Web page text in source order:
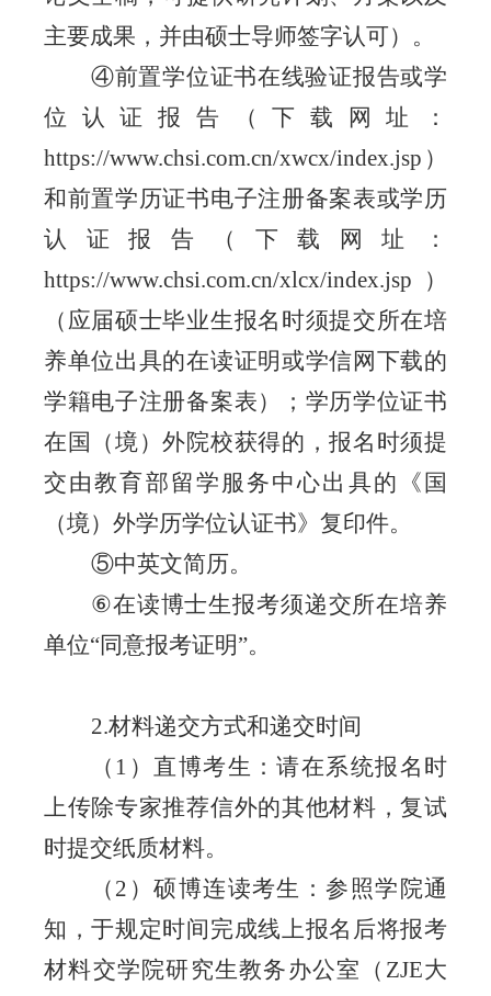
主要成果，并由硕士导师签字认可）。
④前置学位证书在线验证报告或学
位认证报告（下载网址：
https://www.chsi.com.cn/xwcx/index.jsp）
和前置学历证书电子注册备案表或学历
认证报告（下载网址：
https://www.chsi.com.cn/xlcx/index.jsp）
（应届硕士毕业生报名时须提交所在培
养单位出具的在读证明或学信网下载的
学籍电子注册备案表）；学历学位证书
在国（境）外院校获得的，报名时须提
交由教育部留学服务中心出具的《国
（境）外学历学位认证书》复印件。
⑤中英文简历。
⑥在读博士生报考须递交所在培养
单位“同意报考证明”。
2.材料递交方式和递交时间
（ 1）直博考生：请在系统报名时
上传除专家推荐信外的其他材料，复试
时提交纸质材料。
（ 2）硕博连读考生：参照学院通
知，于规定时间完成线上报名后将报考
材料交学院研究生教务办公室
（ ZJE大